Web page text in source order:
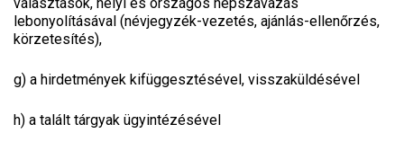
lebonyolításával (névjegyzék-vezetés, ajánlás-ellenőrzés,
körzetesítés),
g) a hirdetmények kifüggesztésével, visszaküldésével
h) a talált tárgyak ügyintézésével